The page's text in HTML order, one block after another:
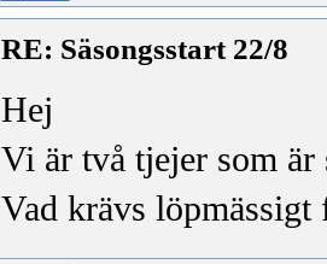
RE: Säsongsstart 22/8
Hej
Vi är två tjejer som är
Vad krävs löpmässigt